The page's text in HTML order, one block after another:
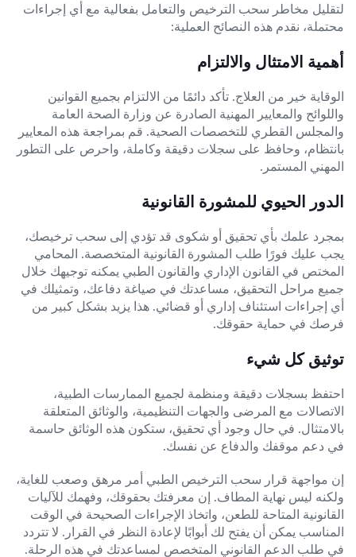
لتقليل مخاطر سحب الترخيص والتعامل بفعالية مع أي إجراءات
محتملة، نقدم هذه النصائح العملية:
أهمية الامتثال والالتزام
الوقاية خير من العلاج. تأكد دائمًا من الالتزام بجميع القوانين
واللوائح والمعايير المهنية الصادرة عن وزارة الصحة العامة
والمجلس القطري للتخصصات الصحية. قم بمراجعة هذه المعايير
بانتظام، وحافظ على سجلات دقيقة وكاملة، واحرص على التطور
المهني المستمر.
الدور الحيوي للمشورة القانونية
بمجرد علمك بأي تحقيق أو شكوى قد تؤدي إلى سحب ترخيصك،
يجب عليك فورًا طلب المشورة القانونية المتخصصة. المحامي
المختص في القانون الإداري والقانون الطبي يمكنه توجيهك خلال
جميع مراحل التحقيق، مساعدتك في صياغة دفاعك، وتمثيلك في
أي إجراءات استئناف إداري أو قضائي. هذا يزيد بشكل كبير من
فرصك في حماية حقوقك.
توثيق كل شيء
احتفظ بسجلات دقيقة ومنظمة لجميع الممارسات الطبية،
الاتصالات مع المرضى والجهات التنظيمية، والوثائق المتعلقة
بالامتثال. في حال وجود أي تحقيق، ستكون هذه الوثائق حاسمة
في دعم موقفك والدفاع عن نفسك.
إن مواجهة قرار سحب الترخيص الطبي أمر مرهق وصعب للغاية،
ولكنه ليس نهاية المطاف. إن معرفتك بحقوقك، وفهمك للآليات
القانونية المتاحة للطعن، واتخاذ الإجراءات الصحيحة في الوقت
المناسب يمكن أن يفتح لك أبوابًا لإعادة النظر في القرار. لا تتردد
في طلب الدعم القانوني المتخصص لمساعدتك في هذه الرحلة.